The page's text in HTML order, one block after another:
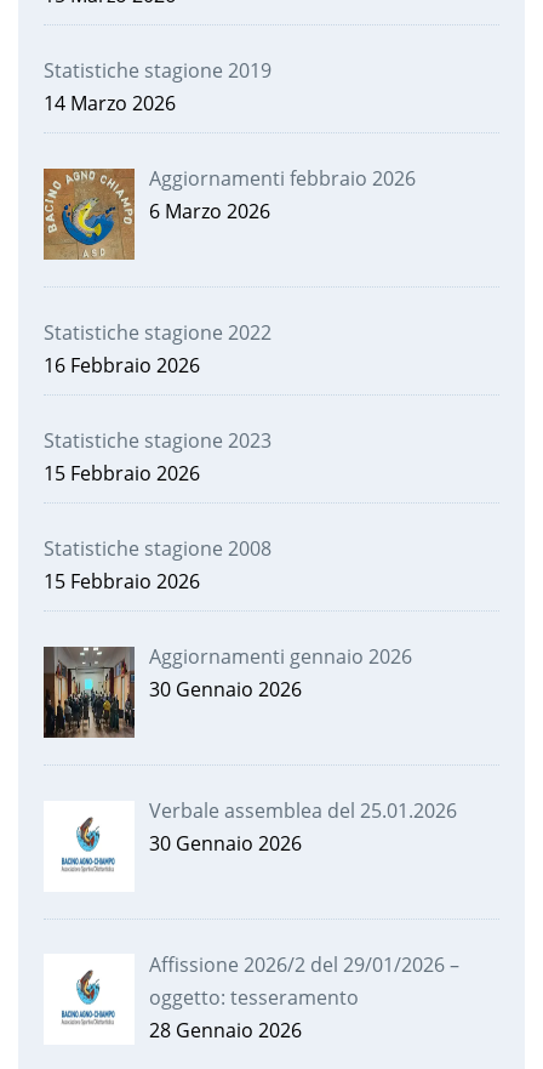
Statistiche stagione 2019
14 Marzo 2026
Aggiornamenti febbraio 2026
6 Marzo 2026
Statistiche stagione 2022
16 Febbraio 2026
Statistiche stagione 2023
15 Febbraio 2026
Statistiche stagione 2008
15 Febbraio 2026
Aggiornamenti gennaio 2026
30 Gennaio 2026
Verbale assemblea del 25.01.2026
30 Gennaio 2026
Affissione 2026/2 del 29/01/2026 –
oggetto: tesseramento
28 Gennaio 2026